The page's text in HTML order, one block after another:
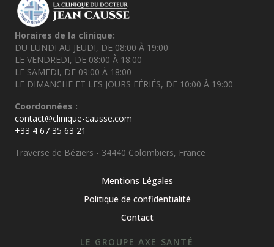
Horaires de la clinique:
DU LUNDI AU JEUDI, DE 08:00 À 19:00
LE VENDREDI, DE 08:00 À 18:00
LE SAMEDI, DE 09:00 À 18:00
LE DIMANCHE ET LES JOURS FÉRIÉS, DE 10:00 À 19:00
Coordonnées :
contact@clinique-causse.com
+33 4 67 35 63 21
Traverse de Béziers - 34440 Colombiers, France
Mentions Légales
Politique de confidentialité
Contact
LE GROUPE AXE SANTÉ